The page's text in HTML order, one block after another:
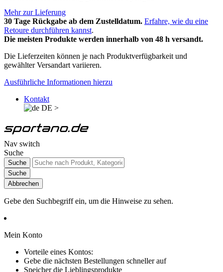
Mehr zur Lieferung
30 Tage Rückgabe ab dem Zustelldatum. Erfahre, wie du eine
Retoure durchführen kannst.
Die meisten Produkte werden innerhalb von 48 h versandt.
Die Lieferzeiten können je nach Produktverfügbarkeit und
gewählter Versandart variieren.
Ausführliche Informationen hierzu
Kontakt
DE >
Nav switch
Suche
Suche
Suche
Abbrechen
Gebe den Suchbegriff ein, um die Hinweise zu sehen.
Mein Konto
Vorteile eines Kontos:
Gebe die nächsten Bestellungen schneller auf
Speicher die Lieblingsprodukte